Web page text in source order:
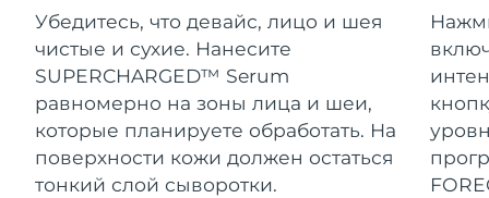
Убедитесь, что девайс, лицо и шея
чистые и сухие. Нанесите
SUPERCHARGED™ Serum
равномерно на зоны лица и шеи,
которые планируете обработать. На
поверхности кожи должен остаться
тонкий слой сыворотки.